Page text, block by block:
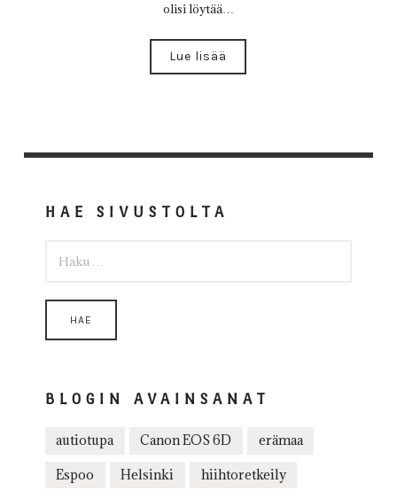
olisi löytää…
Lue lisää
HAE SIVUSTOLTA
BLOGIN AVAINSANAT
autiotupa Canon EOS 6D erämaa
Espoo Helsinki hiihtoretkeily